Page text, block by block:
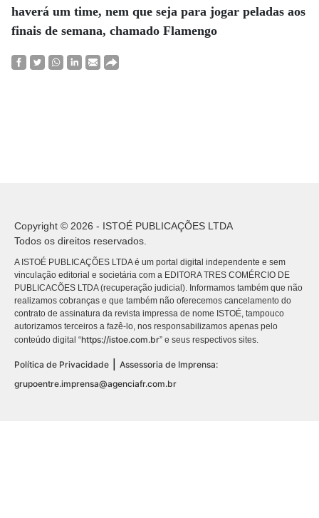
haverá um time, nem que seja para jogar peladas aos
finais de semana, chamado Flamengo
Copyright © 2026 - ISTOÉ PUBLICAÇÕES LTDA
Todos os direitos reservados.
A ISTOÉ PUBLICAÇÕES LTDA é um portal digital independente e sem
vinculação editorial e societária com a EDITORA TRES COMÉRCIO DE
PUBLICACÕES LTDA (recuperação judicial). Informamos também que não
realizamos cobranças e que também não oferecemos cancelamento do
contrato de assinatura da revista impressa de nome ISTOÉ, tampouco
autorizamos terceiros a fazê-lo, nos responsabilizamos apenas pelo
conteúdo digital “https://istoe.com.br” e seus respectivos sites.
Política de Privacidade
Assessoria de Imprensa:
grupoentre.imprensa@agenciafr.com.br